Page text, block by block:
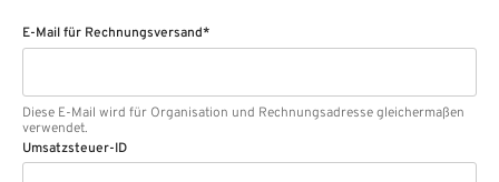
E-Mail für Rechnungsversand*
Diese E-Mail wird für Organisation und Rechnungsadresse gleichermaßen
verwendet.
Umsatzsteuer-ID